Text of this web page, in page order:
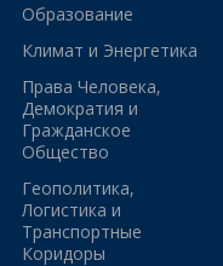
Образование
Климат и Энергетика
Права Человека,
Демократия и
Гражданское
Общество
Геополитика,
Логистика и
Транспортные
Коридоры